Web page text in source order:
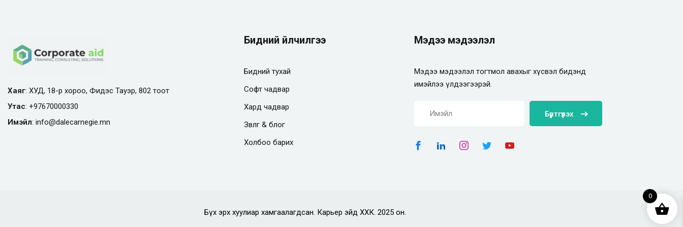
Хаяг: ХУД, 18-р хороо, Фидэс Тауэр, 802 тоот
Утас: +97670000330
Имэйл: info@dalecarnegie.mn
Бидний үйлчилгээ
Бидний тухай
Софт чадвар
Хард чадвар
Зөвлөгөө & блог
Холбоо барих
Мэдээ мэдээлэл
Мэдээ мэдээлэл тогтмол авахыг хүсвэл бидэнд
имэйлээ үлдээгээрэй.
Бүртгүүлэх
Бүх эрх хуулиар хамгаалагдсан. Карьер эйд ХХК. 2025 он.
0